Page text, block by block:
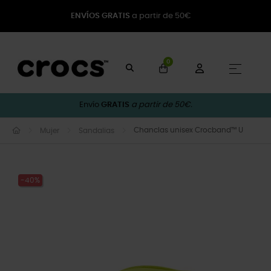
ENVÍOS GRATIS a partir de 50€
0
☰
Envío GRATIS a partir de 50€.
Mujer Sandalias Chanclas unisex Crocband™ U
-40%